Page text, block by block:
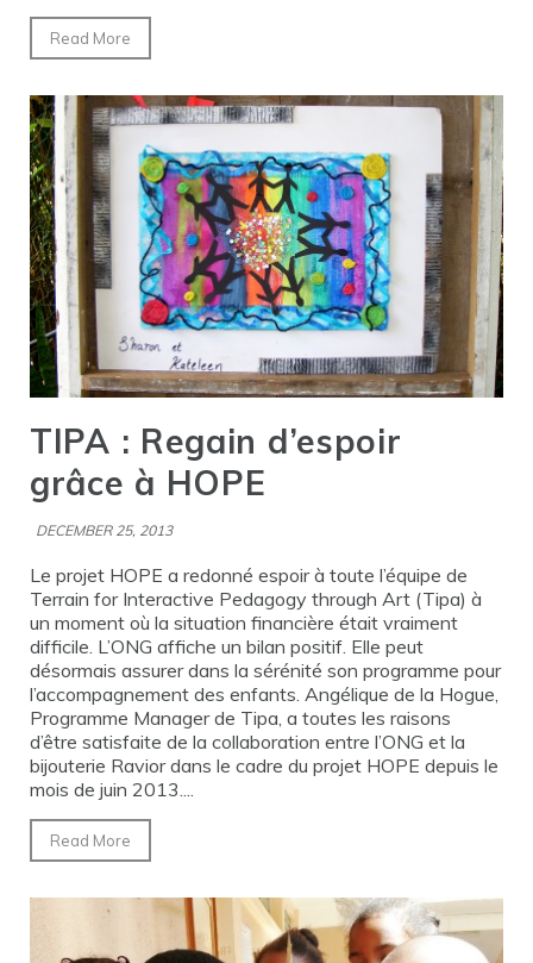
Read More
TIPA : Regain d’espoir
grâce à HOPE
DECEMBER 25, 2013
Le projet HOPE a redonné espoir à toute l’équipe de
Terrain for Interactive Pedagogy through Art (Tipa) à
un moment où la situation financière était vraiment
difficile. L’ONG affiche un bilan positif. Elle peut
désormais assurer dans la sérénité son programme pour
l’accompagnement des enfants. Angélique de la Hogue,
Programme Manager de Tipa, a toutes les raisons
d’être satisfaite de la collaboration entre l’ONG et la
bijouterie Ravior dans le cadre du projet HOPE depuis le
mois de juin 2013....
Read More